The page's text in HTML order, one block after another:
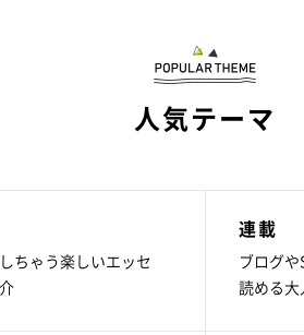
人気テーマ
ちゃう楽しいエッセ
連載
ブログ
読める